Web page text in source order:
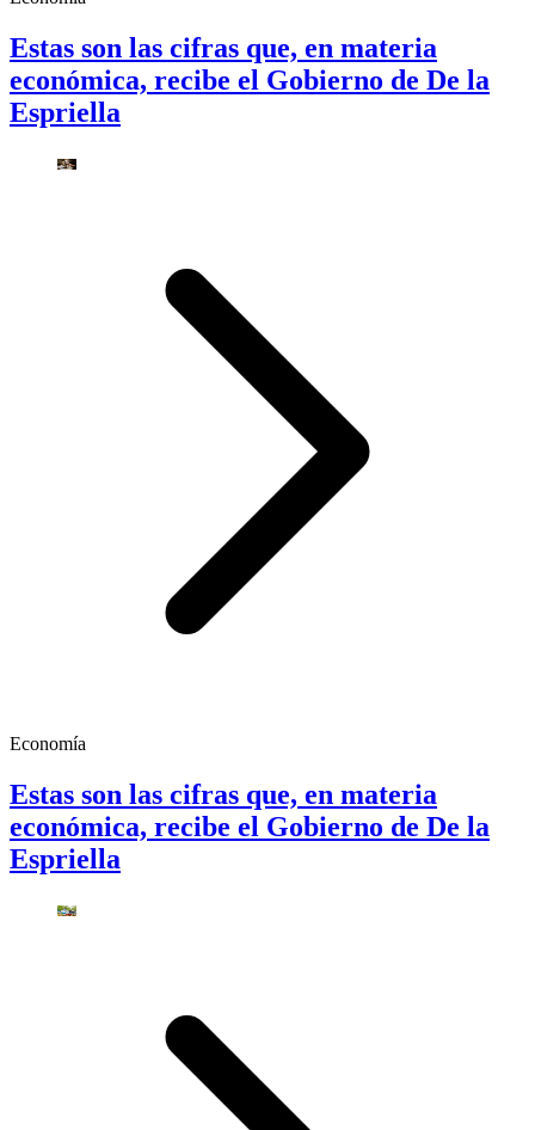
Estas son las cifras que, en materia
económica, recibe el Gobierno de De la
Espriella
Economía
Estas son las cifras que, en materia
económica, recibe el Gobierno de De la
Espriella